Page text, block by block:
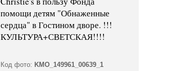
помощи детям "Обнаженные
сердца" в Гостином дворе. !!!
КУЛЬТУРА+СВЕТСКАЯ!!!!
Код фото: KMO_149961_00639_1